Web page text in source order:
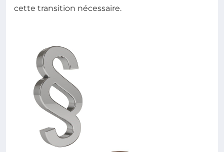
cette transition nécessaire.